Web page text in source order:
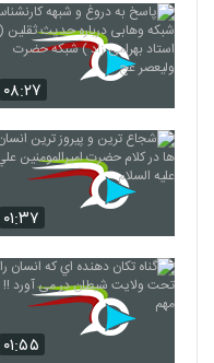
۰۸:۲۷
۰۱:۳۷
۰۱:۵۵